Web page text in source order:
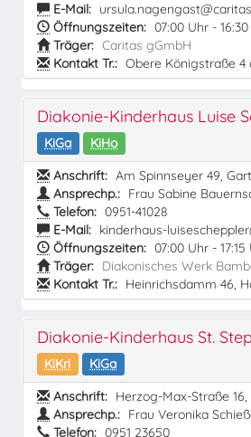
E-Mail:
Öffnungszeiten: 07:00 Uhr -
Träger: Caritas gGmbH
Kontakt Tr.: Obere Königstraße 4
Diakonie-Kinderhaus Luise
KiGa
KiHo
Anschrift: Am Spinnseyer 49,
Ansprechp.: Frau Sabine
Telefon: 0951-41028
E-Mail: kinderhaus-
Öffnungszeiten: 07:00 Uhr - 17:15
Träger: Diakonisches Werk
Kontakt Tr.: Heinrichsdamm 46,
Diakonie-Kinderhaus St.
KiKri
KiGa
Anschrift: Herzog-Max-Straße 16,
Ansprechp.: Frau Veronika
Telefon: 0951 23650